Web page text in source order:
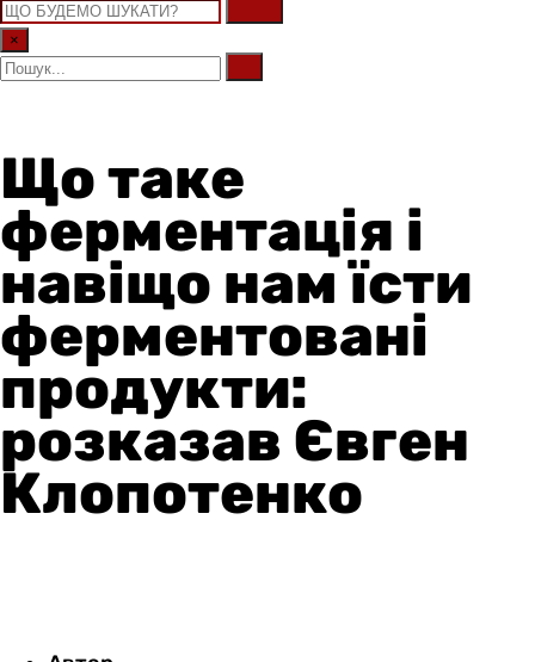
×
Що таке
ферментація і
навіщо нам їсти
ферментовані
продукти:
розказав Євген
Клопотенко